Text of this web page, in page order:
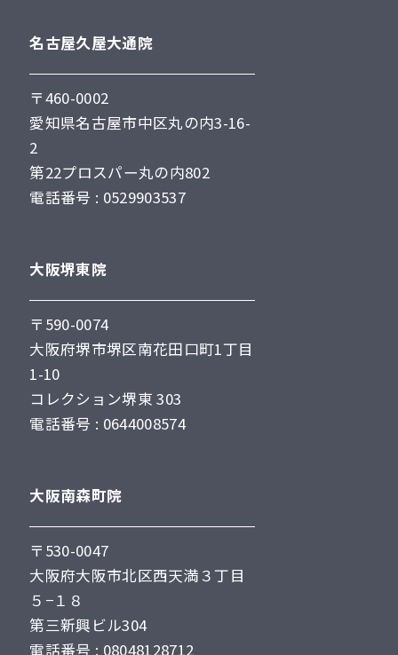
名古屋久屋大通院
〒460-0002
愛知県名古屋市中区丸の内3-16-
2
第22プロスパー丸の内802
電話番号 : 0529903537
大阪堺東院
〒590-0074
大阪府堺市堺区南花田口町1丁目
1-10
コレクション堺東 303
電話番号 : 0644008574
大阪南森町院
〒530-0047
大阪府大阪市北区西天満３丁目
５−１８
第三新興ビル304
電話番号 : 08048128712